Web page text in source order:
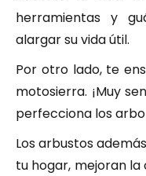
herramientas y
alargar su vida útil.
Por otro lado, te
motosierra. ¡Muy
perfecciona los
Los arbustos
tu hogar, mejoran